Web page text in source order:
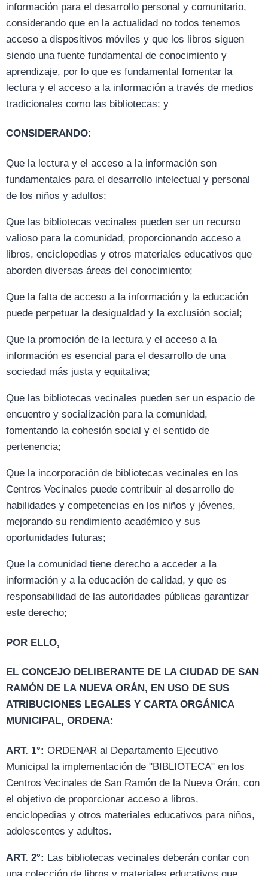
información para el desarrollo personal y comunitario,
considerando que en la actualidad no todos tenemos
acceso a dispositivos móviles y que los libros siguen
siendo una fuente fundamental de conocimiento y
aprendizaje, por lo que es fundamental fomentar la
lectura y el acceso a la información a través de medios
tradicionales como las bibliotecas; y
CONSIDERANDO:
Que la lectura y el acceso a la información son
fundamentales para el desarrollo intelectual y personal
de los niños y adultos;
Que las bibliotecas vecinales pueden ser un recurso
valioso para la comunidad, proporcionando acceso a
libros, enciclopedias y otros materiales educativos que
aborden diversas áreas del conocimiento;
Que la falta de acceso a la información y la educación
puede perpetuar la desigualdad y la exclusión social;
Que la promoción de la lectura y el acceso a la
información es esencial para el desarrollo de una
sociedad más justa y equitativa;
Que las bibliotecas vecinales pueden ser un espacio de
encuentro y socialización para la comunidad,
fomentando la cohesión social y el sentido de
pertenencia;
Que la incorporación de bibliotecas vecinales en los
Centros Vecinales puede contribuir al desarrollo de
habilidades y competencias en los niños y jóvenes,
mejorando su rendimiento académico y sus
oportunidades futuras;
Que la comunidad tiene derecho a acceder a la
información y a la educación de calidad, y que es
responsabilidad de las autoridades públicas garantizar
este derecho;
POR ELLO,
EL CONCEJO DELIBERANTE DE LA CIUDAD DE SAN
RAMÓN DE LA NUEVA ORÁN, EN USO DE SUS
ATRIBUCIONES LEGALES Y CARTA ORGÁNICA
MUNICIPAL, ORDENA:
ART. 1°: ORDENAR al Departamento Ejecutivo
Municipal la implementación de "BIBLIOTECA" en los
Centros Vecinales de San Ramón de la Nueva Orán, con
el objetivo de proporcionar acceso a libros,
enciclopedias y otros materiales educativos para niños,
adolescentes y adultos.
ART. 2°: Las bibliotecas vecinales deberán contar con